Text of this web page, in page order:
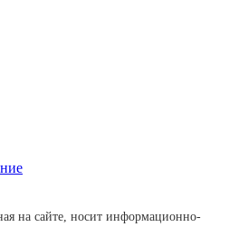
на сайте, носит информационно-